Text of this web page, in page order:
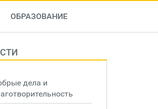
ОБРАЗОВАНИЕ
дела и